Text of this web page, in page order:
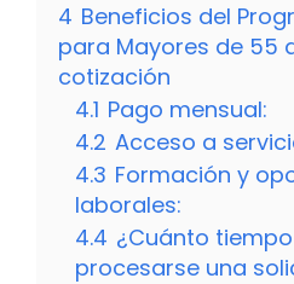
4 Beneficios del
para Mayores de 55
cotización
4.1 Pago mensual:
4.2 Acceso a
4.3 Formación y
laborales:
4.4 ¿Cuánto
procesarse una